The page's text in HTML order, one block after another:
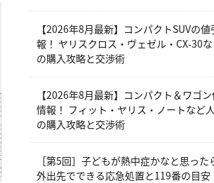
【2026年8月最新】コンパクトSUVの
報！ ヤリスクロス・ヴェゼル・CX-30
の購入攻略と交渉術
【2026年8月最新】コンパクト＆ワゴ
情報！ フィット・ヤリス・ノートなど
の購入攻略と交渉術
［第5回］子どもが熱中症かなと思った
外出先でできる応急処置と119番の目安